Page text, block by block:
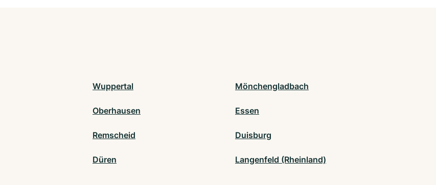
Wuppertal Mönchengladbach
Oberhausen Essen
Remscheid Duisburg
Düren Langenfeld (Rheinland)